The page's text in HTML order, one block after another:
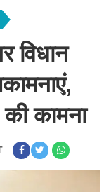
विधान
कामना